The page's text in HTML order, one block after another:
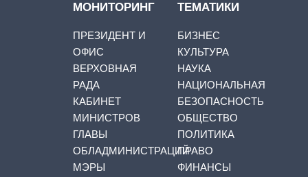
МОНИТОРИНГ
ПРЕЗИДЕНТ И
ОФИС
ВЕРХОВНАЯ
РАДА
КАБИНЕТ
МИНИСТРОВ
ГЛАВЫ
ОБЛАДМИНИСТРАЦИЙ
МЭРЫ
ТЕМАТИКИ
БИЗНЕС
КУЛЬТУРА
НАУКА
НАЦИОНАЛЬНАЯ
БЕЗОПАСНОСТЬ
ОБЩЕСТВО
ПОЛИТИКА
ПРАВО
ФИНАНСЫ